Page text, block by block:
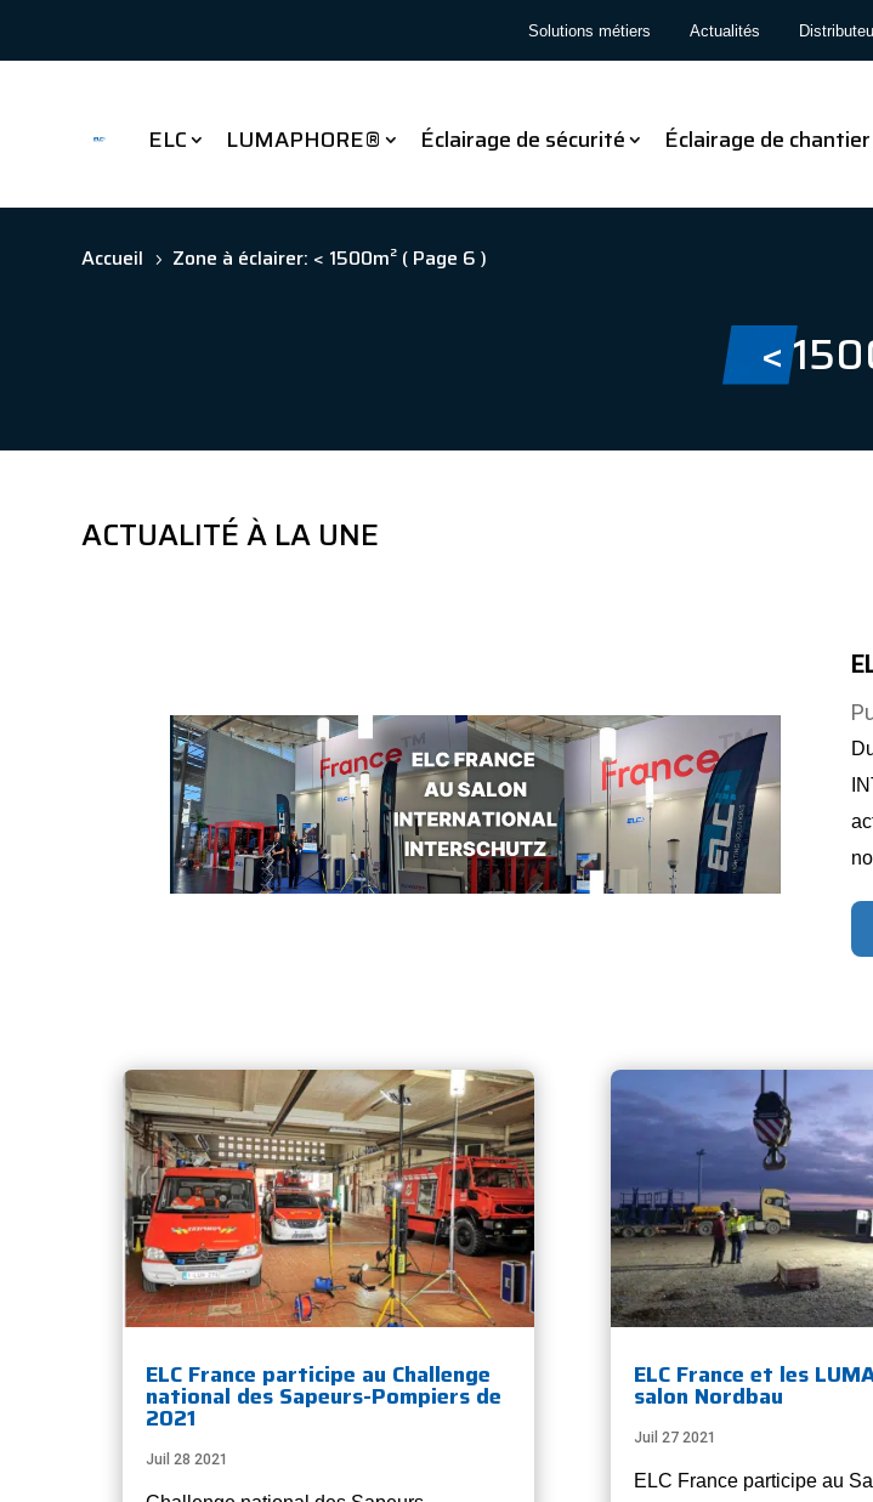
Solutions métiers Actualités
ELC LUMAPHORE® Éclairage de sécurité Éclairage de
Accueil 5 Zone à éclairer: < 1500m² ( Page 6 )
<
ACTUALITÉ À LA UNE
ELC France participe au Challenge
national des Sapeurs-Pompiers de
2021
Juil 28 2021
ELC France et les
salon Nordbau
Juil 27 2021
ELC France participe au